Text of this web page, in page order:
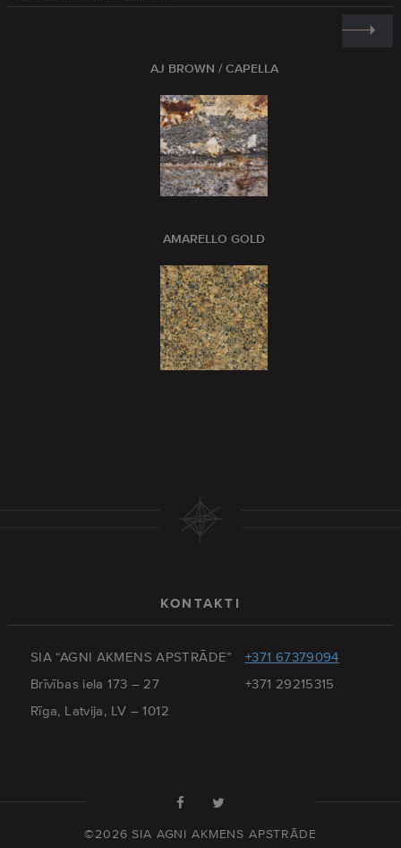
AJ BROWN / CAPELLA
AMARELLO GOLD
KONTAKTI
SIA “AGNI AKMENS APSTRĀDE”
Brīvības iela 173 – 27
Rīga, Latvija, LV – 1012
+371 67379094
+371 29215315
©2026 SIA AGNI AKMENS APSTRĀDE